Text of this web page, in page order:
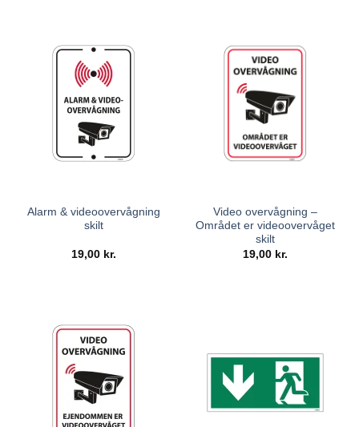
Alarm & videoovervågning
skilt
19,00 kr.
Video overvågning –
Området er videoovervåget
skilt
19,00 kr.